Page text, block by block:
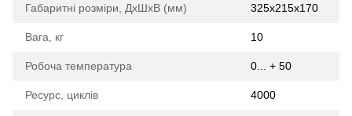
Габаритні розміри, ДхШхВ (мм) 325x215x170
Вага, кг 10
Робоча температура 0... + 50
Ресурс, циклів 4000